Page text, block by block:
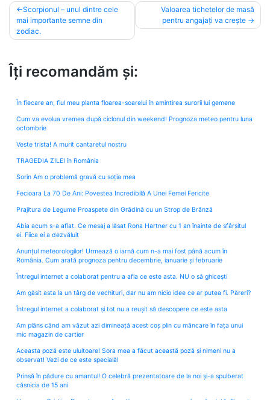
Post
navigation
Scorpionul – unul dintre cele
mai importante semne din
zodiac.
Valoarea tichetelor de masă
pentru angajați va crește
Îți recomandăm și:
În fiecare an, fiul meu planta floarea-soarelui în amintirea surorii lui gemene
Cum va evolua vremea după ciclonul din weekend! Prognoza meteo pentru luna
octombrie
Veste trista! A murit cantaretul nostru
TRAGEDIA ZILEI în România
Sorin Am o problemă gravă cu soția mea
Fecioara La 70 De Ani: Povestea Incredibilă A Unei Femei Fericite
Prajitura de Legume Proaspete din Grădină cu un Strop de Brânză
Abia acum s-a aflat. Ce mesaj a lăsat Rona Hartner cu 1 an înainte de sfârșitul
ei. Fiica ei a dezvăluit
Anunțul meteorologilor! Urmează o iarnă cum n-a mai fost până acum în
România. Cum arată prognoza pentru decembrie, ianuarie și februarie
Întregul internet a colaborat pentru a afla ce este asta. NU o să ghicești
Am găsit asta la un târg de vechituri, dar nu am nicio idee ce ar putea fi. Păreri?
Întregul internet a colaborat și tot nu a reușit să descopere ce este asta
Am plâns când am văzut azi dimineață acest coș plin cu mâncare în fața unui
mic magazin de cartier
Aceasta poză este uluitoare! Sora mea a făcut această poză și nimeni nu a
observat! Vezi de ce este specială!
Prinsă în pădure cu amantul! O celebră prezentatoare de la noi și-a spulberat
căsnicia de 15 ani